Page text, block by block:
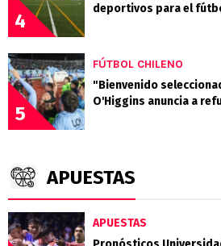
4
deportivos para el
5
FÚTBOL CHILENO
"Bienvenido
O'Higgins anuncia a
APUESTAS
APUESTAS